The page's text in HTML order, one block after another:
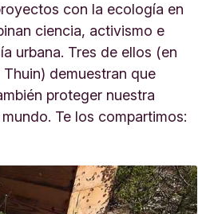
con la ecología en
ciencia, activismo e
urbana. Tres de ellos (en
demuestran que
proteger nuestra
Te los compartimos: